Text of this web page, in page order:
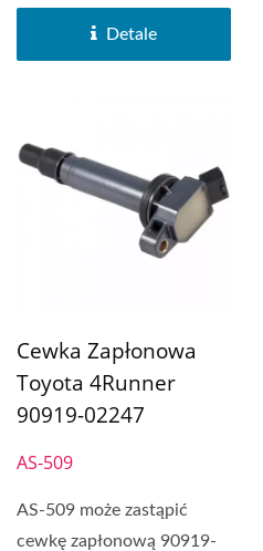
Detale
Cewka Zapłonowa
Toyota 4Runner
90919-02247
AS-509
AS-509 może zastąpić
cewkę zapłonową 90919-